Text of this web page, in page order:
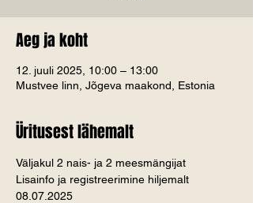
Aeg ja koht
12. juuli 2025, 10:00 – 13:00
Mustvee linn, Jõgeva maakond, Estonia
Üritusest lähemalt
Väljakul 2 nais- ja 2 meesmängijat
Lisainfo ja registreerimine hiljemalt
08.07.2025